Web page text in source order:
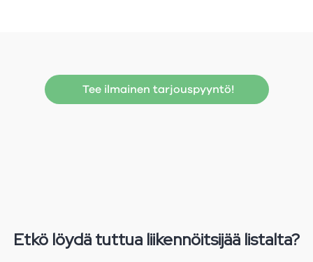
Tee ilmainen tarjouspyyntö!
Etkö löydä tuttua liikennöitsijää listalta?